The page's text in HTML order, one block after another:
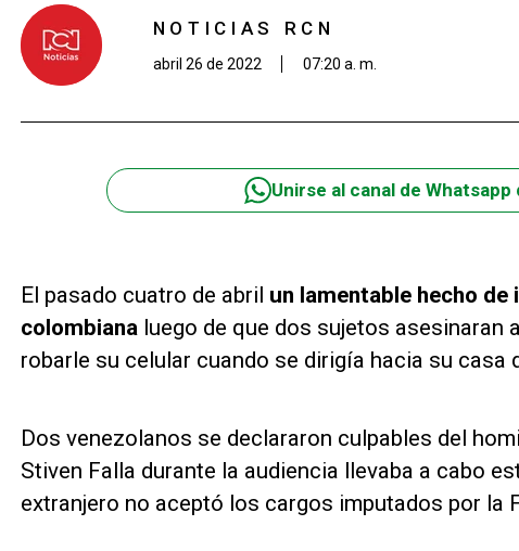
NOTICIAS RCN
abril 26 de 2022 07:20 a. m.
Unirse al canal de Whatsapp
El pasado cuatro de abril un lamentable hecho
colombianaluego de que dos sujetos asesinaran
robarle su celular cuando se dirigía hacia su casa
Dos venezolanos se declararon culpables del
Stiven Falla durante la audiencia llevaba a cabo
extranjero no aceptó los cargos imputados por la